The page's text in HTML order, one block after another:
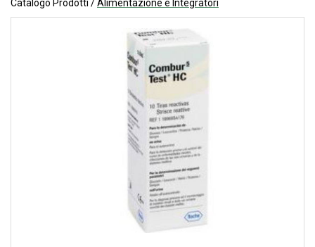
Catalogo Prodotti /Alimentazione e Integratori